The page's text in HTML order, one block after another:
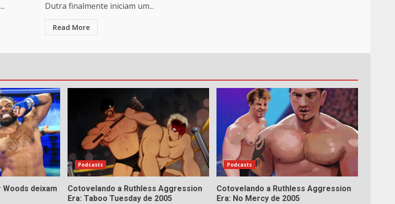
Dutra finalmente iniciam um...
Read More
deixam
Podcasts
Cotovelando a Ruthless Aggression
Era: Taboo Tuesday de 2005
Podcasts
Cotovelando a Ruthless Aggression
Era: No Mercy de 2005